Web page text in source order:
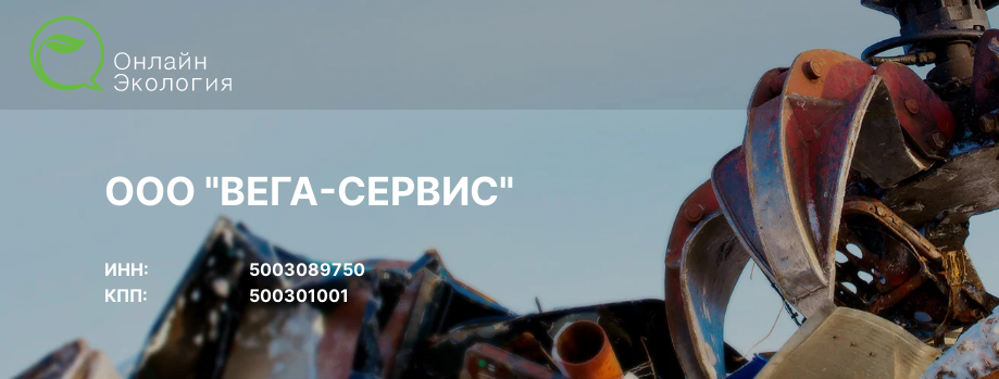
ООО "ВЕГА-СЕРВИС"
ИНН:
5003089750
КПП:
500301001